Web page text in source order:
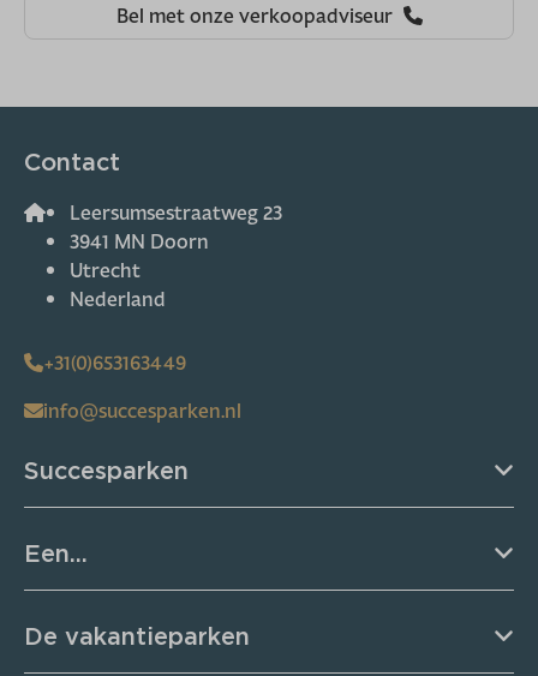
Bel met onze verkoopadviseur
Contact
Leersumsestraatweg 23
3941 MN Doorn
Utrecht
Nederland
+31(0)653163449
info@succesparken.nl
Succesparken
Een...
De vakantieparken